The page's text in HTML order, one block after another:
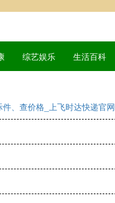
综艺娱乐 生活百科
、查价格_上飞时达快递官网